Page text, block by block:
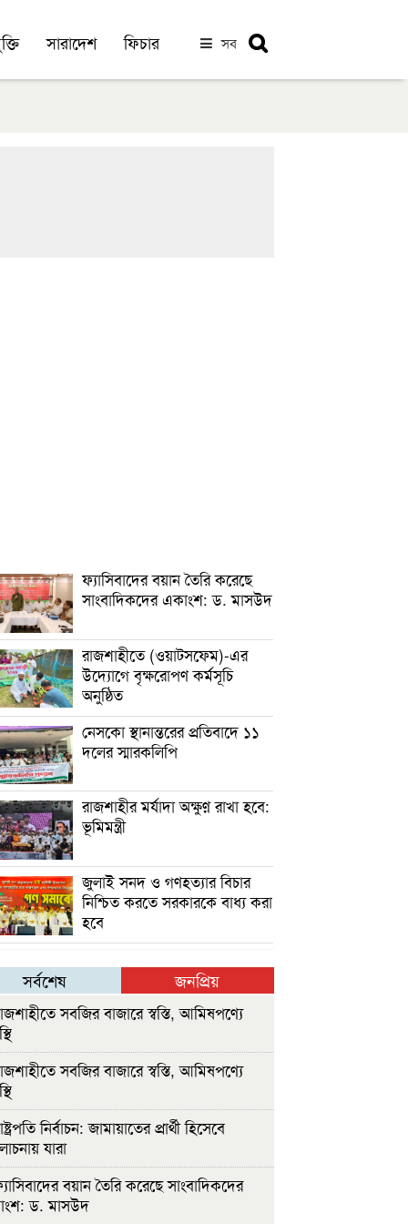
সারাদেশ ফিচার সব
ফ্যাসিবাদের বয়ান তৈরি করেছে
সাংবাদিকদের একাংশ: ড. মাসউদ
রাজশাহীতে (ওয়াটসফেম)-এর
উদ্যোগে বৃক্ষরোপণ কর্মসূচি
অনুষ্ঠিত
নেসকো স্থানান্তরের প্রতিবাদে ১১
দলের স্মারকলিপি
রাজশাহীর মর্যাদা অক্ষুণ্ন রাখা হবে:
ভূমিমন্ত্রী
জুলাই সনদ ও গণহত্যার বিচার
নিশ্চিত করতে সরকারকে বাধ্য করা
হবে
সর্বশেষ জনপ্রিয়
সবজির বাজারে স্বস্তি, আমিষপণ্যে
সবজির বাজারে স্বস্তি, আমিষপণ্যে
নির্বাচন: জামায়াতের প্রার্থী হিসেবে
যারা
বয়ান তৈরি করেছে সাংবাদিকদের
ড. মাসউদ